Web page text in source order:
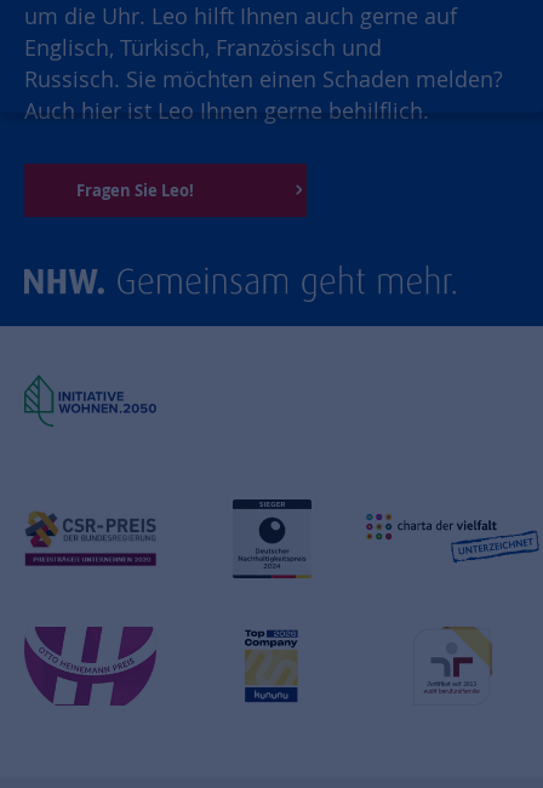
um die Uhr. Leo hilft Ihnen auch gerne auf
Englisch, Türkisch, Französisch und
Russisch. Sie möchten einen Schaden melden?
Auch hier ist Leo Ihnen gerne behilflich.
Fragen Sie Leo!